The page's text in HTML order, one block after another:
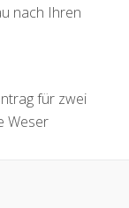
nach Ihren
für zwei
Weser